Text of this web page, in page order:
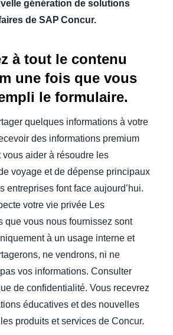
génération de solutions
de SAP Concur.
à tout le contenu
une fois que vous
le formulaire.
quelques informations à votre
des informations premium
vous aider à résoudre les
voyage et de dépense principaux
entreprises font face aujourd’hui.
votre vie privée Les
que vous nous fournissez sont
à un usage interne et
ne vendrons, ni ne
vos informations. Consulter
de confidentialité. Vous recevrez
éducatives et des nouvelles
produits et services de Concur.